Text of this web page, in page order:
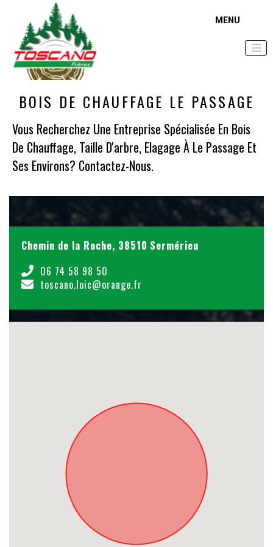
Accueil Zone d'intervention
BOIS DE CHAUFFAGE LE PASSAGE
Vous Recherchez Une Entreprise Spécialisée En Bois
De Chauffage, Taille D'arbre, Elagage À Le Passage Et
Ses Environs? Contactez-Nous.
Chemin de la Roche, 38510 Sermérieu
06 74 58 98 50
toscano.loic@orange.fr